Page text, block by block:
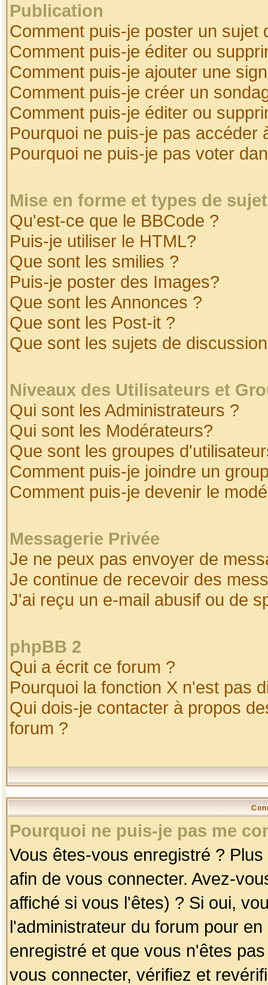
Publication
Comment puis-je poster un sujet
Comment puis-je éditer ou
Comment puis-je ajouter une
Comment puis-je créer un
Comment puis-je éditer ou
Pourquoi ne puis-je pas accéder
Pourquoi ne puis-je pas voter
Mise en forme et types de
Qu'est-ce que le BBCode ?
Puis-je utiliser le HTML?
Que sont les smilies ?
Puis-je poster des Images?
Que sont les Annonces ?
Que sont les Post-it ?
Que sont les sujets de
Niveaux des Utilisateurs et
Qui sont les Administrateurs ?
Qui sont les Modérateurs?
Que sont les groupes
Comment puis-je joindre un
Comment puis-je devenir le
Messagerie Privée
Je ne peux pas envoyer de
Je continue de recevoir des
J'ai reçu un e-mail abusif ou de
phpBB 2
Qui a écrit ce forum ?
Pourquoi la fonction X n'est pas
Qui dois-je contacter à propos
forum ?
Pourquoi ne puis-je pas me
Vous êtes-vous enregistré ?
afin de vous connecter. Avez-
affiché si vous l'êtes) ? Si oui,
l'administrateur du forum pour
enregistré et que vous n'êtes
vous connecter, vérifiez et